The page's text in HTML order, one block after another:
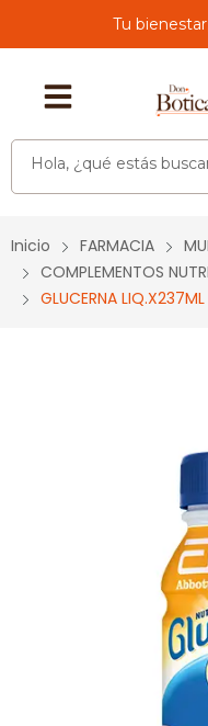
Tu
Inicio FARMACIA
COMPLEMENTOS
GLUCERNA LIQ.X237ML